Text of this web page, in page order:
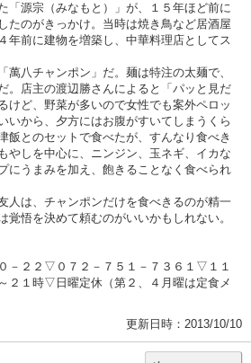
「源宗（みなもと）」が、１５年ほど前に
たのがきっかけ。当時は焼き鳥など居酒屋
年前に建物を増築し、中華料理店としてス
八チャンポン」だ。麺は特注の太麺で、
。店主の渡辺勝さんによると「パッと見だ
けど、野菜が多いので女性でも案外ペロッ
いから、夕方にはお腹がすいてしまうくら
飯とのセットで食べたが、すんなり食べき
やしを中心に、ニンジン、玉ネギ、イカな
にうまみを加え、飽きることなく食べられ
人は、チャンポンだけを食べきるのが精一
覚悟を決めて頼むのがいいかもしれない。
－２２▽０７２－７５１－７３６１▽１１
２１時▽日曜定休（第２、４月曜は定食メ
更新日時：2013/10/10